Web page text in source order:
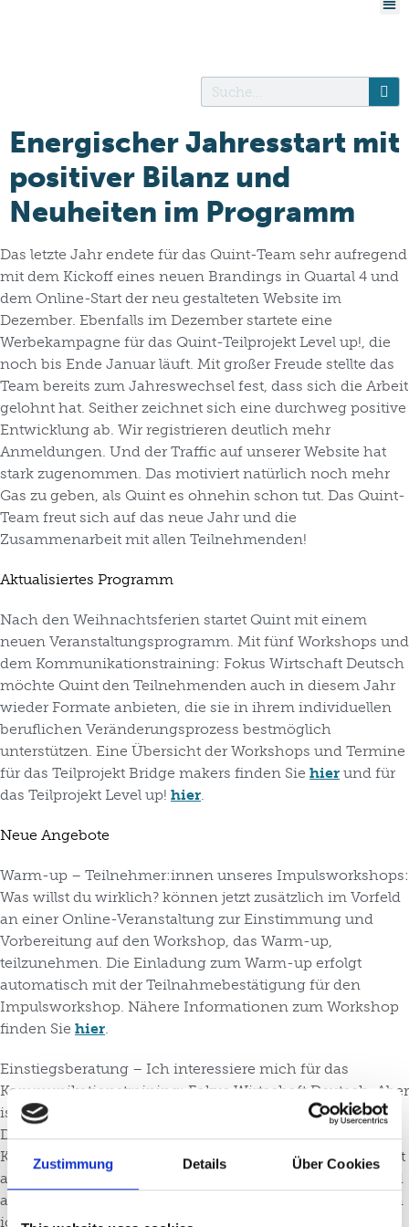
Zustimmung Details Über Cookies
Energischer Jahresstart mit
positiver Bilanz und
Neuheiten im Programm
Das letzte Jahr endete für das Quint-Team sehr aufregend
mit dem Kickoff eines neuen Brandings in Quartal 4 und
dem Online-Start der neu gestalteten Website im
Dezember. Ebenfalls im Dezember startete eine
Werbekampagne für das Quint-Teilprojekt Level up!, die
noch bis Ende Januar läuft. Mit großer Freude stellte das
Team bereits zum Jahreswechsel fest, dass sich die Arbeit
gelohnt hat. Seither zeichnet sich eine durchweg positive
Entwicklung ab. Wir registrieren deutlich mehr
Anmeldungen. Und der Traffic auf unserer Website hat
stark zugenommen. Das motiviert natürlich noch mehr
Gas zu geben, als Quint es ohnehin schon tut. Das Quint-
Team freut sich auf das neue Jahr und die
Zusammenarbeit mit allen Teilnehmenden!
Aktualisiertes Programm
Nach den Weihnachtsferien startet Quint mit einem
neuen Veranstaltungsprogramm. Mit fünf Workshops und
dem Kommunikationstraining: Fokus Wirtschaft Deutsch
möchte Quint den Teilnehmenden auch in diesem Jahr
wieder Formate anbieten, die sie in ihrem individuellen
beruflichen Veränderungsprozess bestmöglich
unterstützen. Eine Übersicht der Workshops und Termine
für das Teilprojekt Bridge makers finden Sie hier und für
das Teilprojekt Level up! hier.
Neue Angebote
Warm-up – Teilnehmer:innen unseres Impulsworkshops:
Was willst du wirklich? können jetzt zusätzlich im Vorfeld
an einer Online-Veranstaltung zur Einstimmung und
Vorbereitung auf den Workshop, das Warm-up,
teilzunehmen. Die Einladung zum Warm-up erfolgt
automatisch mit der Teilnahmebestätigung für den
Impulsworkshop. Nähere Informationen zum Workshop
finden Sie hier.
Einstiegsberatung – Ich interessiere mich für das
Kommunikationstraining: Fokus Wirtschaft Deutsch. Aber
ist es die richtige Maßnahme für mich? Reichen meine
Deutschkenntnisse aus, um erfolgreich an dem
Kommunikationstraining teilzunehmen? Erfülle ich sonst
alle Voraussetzungen für die Teilnahme an dem Kurs und
an dem Teilprojekt Bridge makers? Welchen Nutzen kann
ich aus der Teilnahme an diesem Projekt für mich in